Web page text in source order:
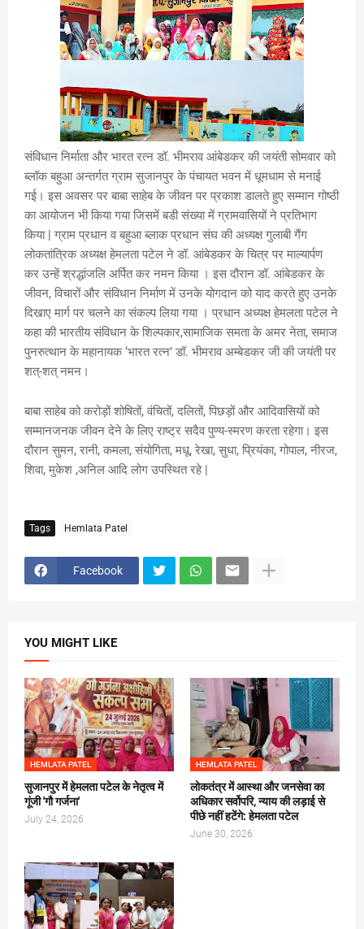
संविधान निर्माता और भारत रत्न डॉ. भीमराव आंबेडकर की जयंती सोमवार को
ब्लॉक बहुआ अन्तर्गत ग्राम सुजानपुर के पंचायत भवन में धूमधाम से मनाई
गई। इस अवसर पर बाबा साहेब के जीवन पर प्रकाश डालते हुए सम्मान गोष्ठी
का आयोजन भी किया गया जिसमें बडी संख्या में ग्रामवासियों ने प्रतिभाग
किया | ग्राम प्रधान व बहुआ ब्लाक प्रधान संघ की अध्यक्ष गुलाबी गैंग
लोकतांत्रिक अध्यक्ष हेमलता पटेल ने डॉ. आंबेडकर के चित्र पर माल्यार्पण
कर उन्हें श्रद्धांजलि अर्पित कर नमन किया । इस दौरान डॉ. आंबेडकर के
जीवन, विचारों और संविधान निर्माण में उनके योगदान को याद करते हुए उनके
दिखाए मार्ग पर चलने का संकल्प लिया गया । प्रधान अध्यक्ष हेमलता पटेल ने
कहा की भारतीय संविधान के शिल्पकार,सामाजिक समता के अमर नेता, समाज
पुनरुत्थान के महानायक ‘भारत रत्न’ डॉ. भीमराव अम्बेडकर जी की जयंती पर
शत्-शत् नमन।
बाबा साहेब को करोड़ों शोषितों, वंचितों, दलितों, पिछड़ों और आदिवासियों को
सम्मानजनक जीवन देने के लिए राष्ट्र सदैव पुण्य-स्मरण करता रहेगा। इस
दौरान सुमन, रानी, कमला, संयोगिता, मधू, रेखा, सुधा, प्रियंका, गोपाल, नीरज,
शिवा, मुकेश ,अनिल आदि लोग उपस्थित रहे |
Tags Hemlata Patel
Facebook
YOU MIGHT LIKE
HEMLATA PATEL
सुजानपुर में हेमलता पटेल के नेतृत्व में
गूंजी 'गौ गर्जना'
July 24, 2026
HEMLATA PATEL
लोकतंत्र में आस्था और जनसेवा का
अधिकार सर्वोपरि, न्याय की लड़ाई से
पीछे नहीं हटेंगे: हेमलता पटेल
June 30, 2026